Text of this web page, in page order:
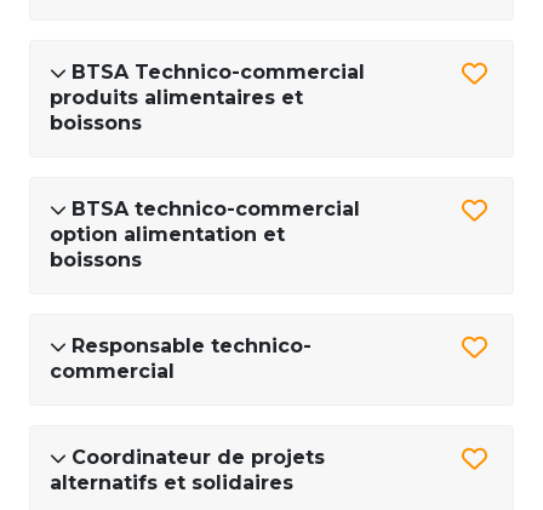
BTSA Technico-commercial
produits alimentaires et
boissons
BTSA technico-commercial
option alimentation et
boissons
Responsable technico-
commercial
Coordinateur de projets
alternatifs et solidaires